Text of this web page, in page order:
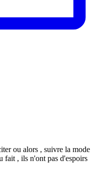
ou alors , suivre la mode
fait , ils n'ont pas d'espoirs